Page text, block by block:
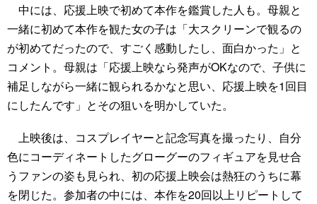
中には、応援上映で初めて本作を鑑賞した人も。母親と
一緒に初めて本作を観た女の子は「大スクリーンで観るの
が初めてだったので、すごく感動したし、面白かった」と
コメント。母親は「応援上映なら発声がOKなので、子供に
補足しながら一緒に観られるかなと思い、応援上映を1回目
にしたんです」とその狙いを明かしていた。
上映後は、コスプレイヤーと記念写真を撮ったり、自分
色にコーディネートしたグローグーのフィギュアを見せ合
うファンの姿も見られ、初の応援上映会は熱狂のうちに幕
を閉じた。参加者の中には、本作を20回以上リピートして